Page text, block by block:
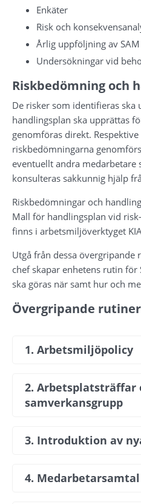
Enkäter
Risk och
Årlig uppföljning av SAM
Undersökningar vid
Riskbedömning och
De risker som identifieras ska
handlingsplan ska upprättas
genomföras direkt.
riskbedömningarna
eventuellt andra medarbetare
konsulteras sakkunnig hjälp
Riskbedömningar och
Mall för handlingsplan vid
finns i arbetsmiljöverktyget
Utgå från dessa
chef skapar enhetens rutin för
ska göras när samt hur och
Övergripande
1. Arbetsmiljöpolicy
2. Arbetsplatsträffar
samverkansgrupp
3. Introduktion av
4. Medarbetarsamtal